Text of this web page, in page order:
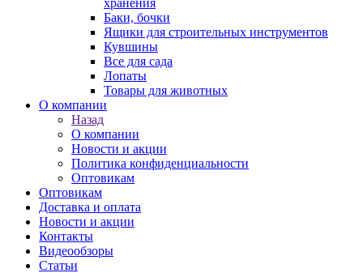
хранения
Баки, бочки
Ящики для строительных инструментов
Кувшины
Все для сада
Лопаты
Товары для животных
О компании
Назад
О компании
Новости и акции
Политика конфиденциальности
Оптовикам
Оптовикам
Доставка и оплата
Новости и акции
Контакты
Видеообзоры
Статьи